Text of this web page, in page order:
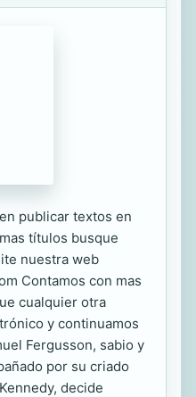
publicar textos en
títulos busque
nuestra web
Contamos con mas
cualquier otra
y continuamos
Fergusson, sabio y
por su criado
decide